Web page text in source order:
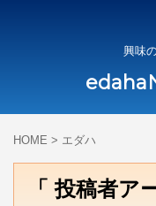
興味
HOME > エダハ
「 投稿者ア